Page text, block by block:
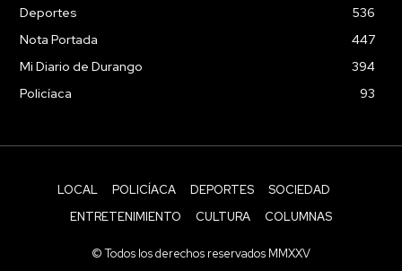
Deportes
536
Nota Portada
447
Mi Diario de Durango
394
Policíaca
93
LOCAL POLICÍACA DEPORTES
SOCIEDAD
ENTRETENIMIENTO
CULTURA COLUMNAS
© Todos los derechos reservados MMXXV